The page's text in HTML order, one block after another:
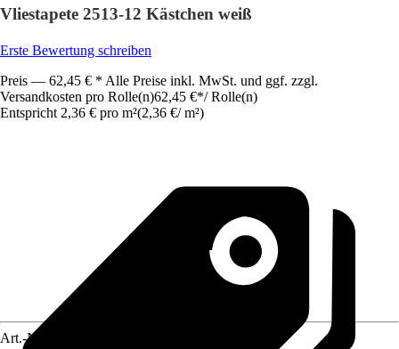
Vliestapete 2513-12 Kästchen weiß
Erste Bewertung schreiben
Preis — 62,45 € * Alle Preise inkl. MwSt. und ggf. zzgl.
Versandkosten pro Rolle(n)62,45 €*/ Rolle(n)
Entspricht 2,36 € pro m²(2,36 €/ m²)
Art.-Nr.